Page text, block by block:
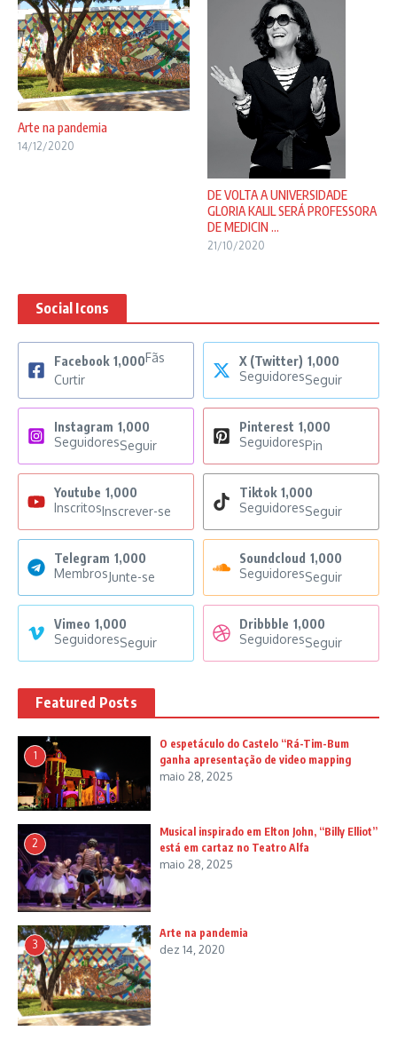
Arte na pandemia
14/12/2020
DE VOLTA A UNIVERSIDADE
GLORIA KALIL SERÁ PROFESSORA
DE MEDICIN ...
21/10/2020
Social Icons
Facebook 1,000Fãs
Curtir
X (Twitter) 1,000
SeguidoresSeguir
Instagram 1,000
SeguidoresSeguir
Pinterest 1,000
SeguidoresPin
Youtube 1,000
InscritosInscrever-se
Tiktok 1,000
SeguidoresSeguir
Telegram 1,000
MembrosJunte-se
Soundcloud 1,000
SeguidoresSeguir
Vimeo 1,000
SeguidoresSeguir
Dribbble 1,000
SeguidoresSeguir
Featured Posts
1
O espetáculo do Castelo “Rá-Tim-Bum
ganha apresentação de video mapping
maio 28, 2025
2
Musical inspirado em Elton John, “Billy Elliot”
está em cartaz no Teatro Alfa
maio 28, 2025
3
Arte na pandemia
dez 14, 2020